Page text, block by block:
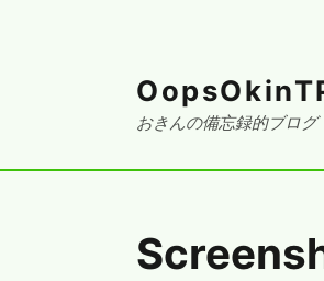
おきんの備忘録的ブログ